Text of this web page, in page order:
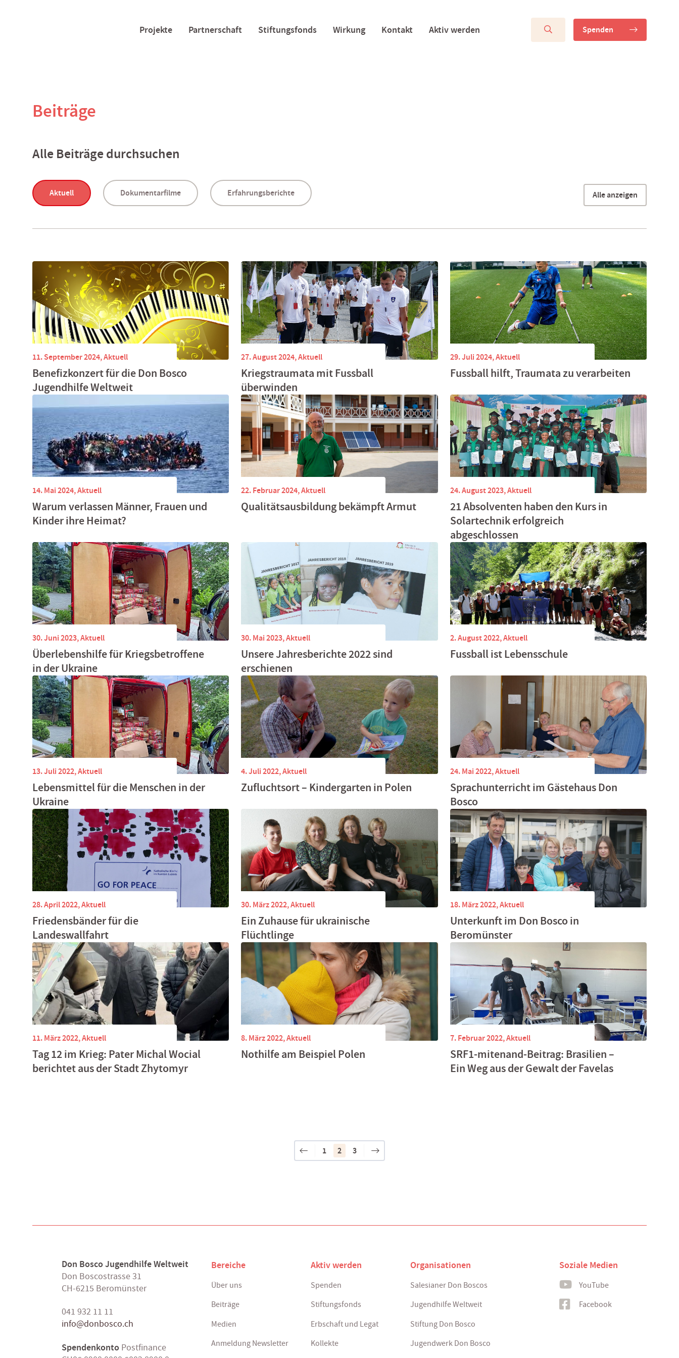
Projekte Partnerschaft Stiftungsfonds Wirkung Kontakt Aktiv werden Spenden
Beiträge
Alle Beiträge durchsuchen
Alle anzeigen
Aktuell Dokumentarfilme Erfahrungsberichte
11. September 2024,Aktuell
Benefizkonzert für die Don Bosco
Jugendhilfe Weltweit
27. August 2024,Aktuell
Kriegstraumata mit Fussball
überwinden
29. Juli 2024,Aktuell
Fussball hilft, Traumata zu verarbeiten
14. Mai 2024,Aktuell
Warum verlassen Männer, Frauen und
Kinder ihre Heimat?
22. Februar 2024,Aktuell
Qualitätsausbildung bekämpft Armut
24. August 2023,Aktuell
21 Absolventen haben den Kurs in
Solartechnik erfolgreich
abgeschlossen
30. Juni 2023,Aktuell
Überlebenshilfe für Kriegsbetroffene
in der Ukraine
30. Mai 2023,Aktuell
Unsere Jahresberichte 2022 sind
erschienen
2. August 2022,Aktuell
Fussball ist Lebensschule
13. Juli 2022,Aktuell
Lebensmittel für die Menschen in der
Ukraine
4. Juli 2022,Aktuell
Zufluchtsort – Kindergarten in Polen
24. Mai 2022,Aktuell
Sprachunterricht im Gästehaus Don
Bosco
28. April 2022,Aktuell
Friedensbänder für die
Landeswallfahrt
30. März 2022,Aktuell
Ein Zuhause für ukrainische
Flüchtlinge
18. März 2022,Aktuell
Unterkunft im Don Bosco in
Beromünster
11. März 2022,Aktuell
Tag 12 im Krieg: Pater Michal Wocial
berichtet aus der Stadt Zhytomyr
8. März 2022,Aktuell
Nothilfe am Beispiel Polen
7. Februar 2022,Aktuell
SRF1​-​mitenand​-​Beitrag: Brasilien –
Ein Weg aus der Gewalt der Favelas
1 2 3
Don Bosco Jugendhilfe Weltweit
Don Boscostrasse 31
CH-6215 Beromünster
041 932 11 11
info@donbosco.ch
Spendenkonto Postfinance
Bereiche
Über uns
Beiträge
Medien
Anmeldung Newsletter
Aktiv werden
Spenden
Stiftungsfonds
Erbschaft und Legat
Kollekte
Organisationen
Salesianer Don Boscos
Jugendhilfe Weltweit
Stiftung Don Bosco
Jugendwerk Don Bosco
Soziale Medien
YouTube
Facebook